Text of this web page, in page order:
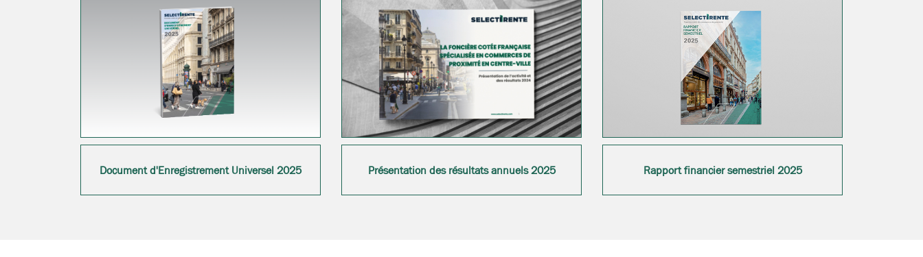
Document d'Enregistrement Universel 2025 Présentation des résultats annuels 2025 Rapport financier semestriel 2025